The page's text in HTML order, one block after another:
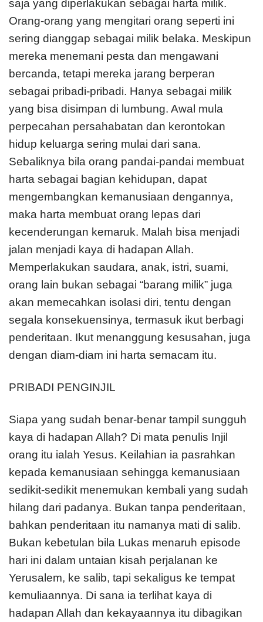
saja yang diperlakukan sebagai harta milik.
Orang-orang yang mengitari orang seperti ini
sering dianggap sebagai milik belaka. Meskipun
mereka menemani pesta dan mengawani
bercanda, tetapi mereka jarang berperan
sebagai pribadi-pribadi. Hanya sebagai milik
yang bisa disimpan di lumbung. Awal mula
perpecahan persahabatan dan kerontokan
hidup keluarga sering mulai dari sana.
Sebaliknya bila orang pandai-pandai membuat
harta sebagai bagian kehidupan, dapat
mengembangkan kemanusiaan dengannya,
maka harta membuat orang lepas dari
kecenderungan kemaruk. Malah bisa menjadi
jalan menjadi kaya di hadapan Allah.
Memperlakukan saudara, anak, istri, suami,
orang lain bukan sebagai “barang milik” juga
akan memecahkan isolasi diri, tentu dengan
segala konsekuensinya, termasuk ikut berbagi
penderitaan. Ikut menanggung kesusahan, juga
dengan diam-diam ini harta semacam itu.
PRIBADI PENGINJIL
Siapa yang sudah benar-benar tampil sungguh
kaya di hadapan Allah? Di mata penulis Injil
orang itu ialah Yesus. Keilahian ia pasrahkan
kepada kemanusiaan sehingga kemanusiaan
sedikit-sedikit menemukan kembali yang sudah
hilang dari padanya. Bukan tanpa penderitaan,
bahkan penderitaan itu namanya mati di salib.
Bukan kebetulan bila Lukas menaruh episode
hari ini dalam untaian kisah perjalanan ke
Yerusalem, ke salib, tapi sekaligus ke tempat
kemuliaannya. Di sana ia terlihat kaya di
hadapan Allah dan kekayaannya itu dibagikan